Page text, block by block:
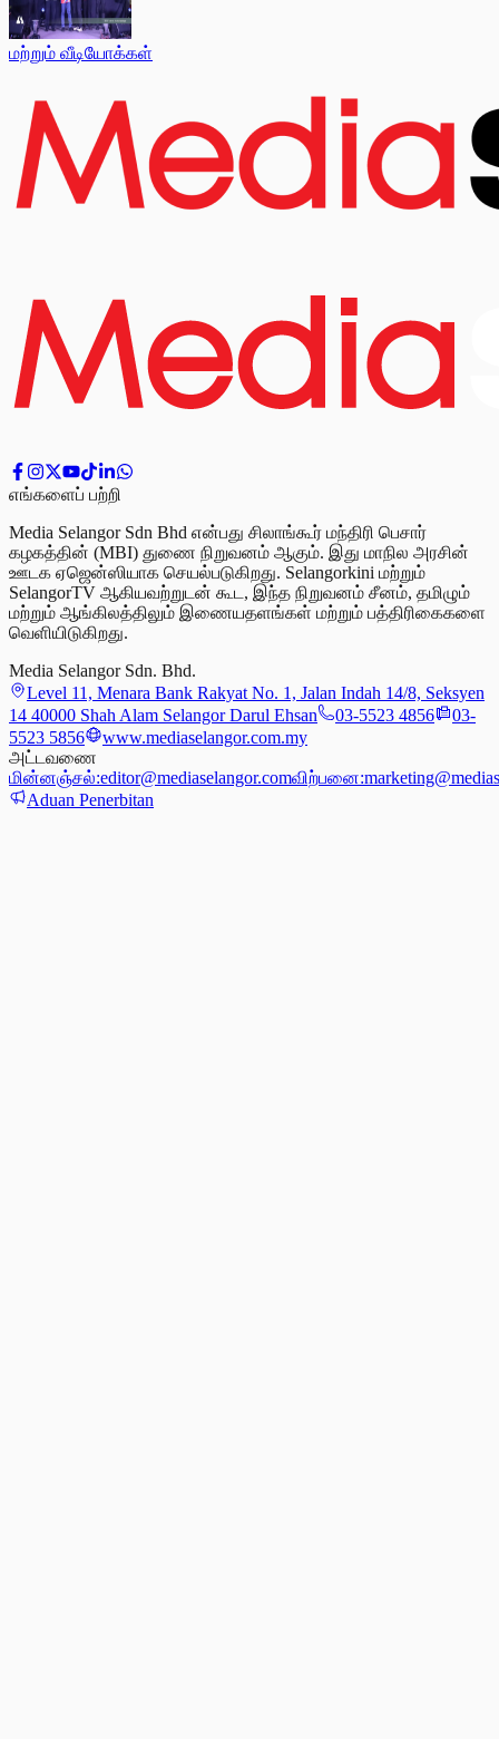
மற்றும் வீடியோக்கள்
எங்களைப் பற்றி
Media Selangor Sdn Bhd என்பது சிலாங்கூர் மந்திரி பெசார்
கழகத்தின் (MBI) துணை நிறுவனம் ஆகும். இது மாநில அரசின்
ஊடக ஏஜென்ஸியாக செயல்படுகிறது. Selangorkini மற்றும்
SelangorTV ஆகியவற்றுடன் கூட, இந்த நிறுவனம் சீனம், தமிழும்
மற்றும் ஆங்கிலத்திலும் இணையதளங்கள் மற்றும் பத்திரிகைகளை
வெளியிடுகிறது.
Media Selangor Sdn. Bhd.
Level 11, Menara Bank Rakyat No. 1, Jalan Indah 14/8, Seksyen
14 40000 Shah Alam Selangor Darul Ehsan
03-5523 4856
03-
5523 5856
www.mediaselangor.com.my
அட்டவணை
மின்னஞ்சல்:editor@mediaselangor.comவிற்பனை:
Aduan Penerbitan